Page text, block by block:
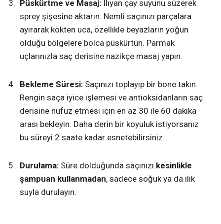
Püskürtme ve Masaj: Ilıyan çay suyunu süzerek
sprey şişesine aktarın. Nemli saçınızı parçalara
ayırarak kökten uca, özellikle beyazların yoğun
olduğu bölgelere bolca püskürtün. Parmak
uçlarınızla saç derisine nazikçe masaj yapın.
Bekleme Süresi: Saçınızı toplayıp bir bone takın.
Rengin saça iyice işlemesi ve antioksidanların saç
derisine nüfuz etmesi için en az 30 ile 60 dakika
arası bekleyin. Daha derin bir koyuluk istiyorsanız
bu süreyi 2 saate kadar esnetebilirsiniz.
Durulama: Süre dolduğunda saçınızı kesinlikle
şampuan kullanmadan, sadece soğuk ya da ılık
suyla durulayın.